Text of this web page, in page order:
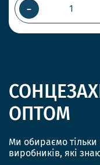
-
ОПТОМ
Ми обираємо тільки
виробників, які